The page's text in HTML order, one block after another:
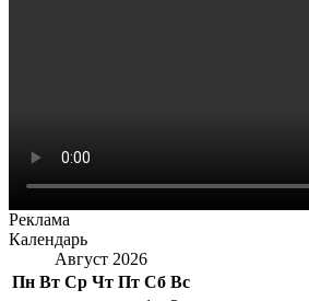
Реклама
Календарь
Август 2026
Пн Вт Ср Чт Пт Сб Вс